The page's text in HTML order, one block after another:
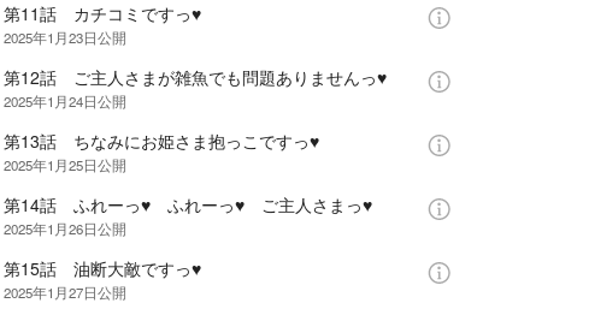
第11話 カチコミですっ♥
2025年1月23日公開
第12話 ご主人さまが雑魚でも問題ありませんっ♥
2025年1月24日公開
第13話 ちなみにお姫さま抱っこですっ♥
2025年1月25日公開
第14話 ふれーっ♥ ふれーっ♥ ご主人さまっ♥
2025年1月26日公開
第15話 油断大敵ですっ♥
2025年1月27日公開